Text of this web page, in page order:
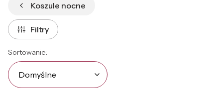
Koszule nocne
Filtry
Lista produktów
Sortowanie:
Domyślne